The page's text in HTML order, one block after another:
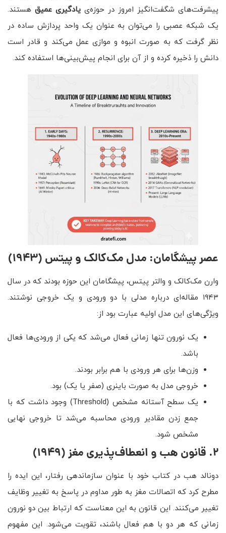
پیشرفت‌های شگفت‌انگیز امروز در حوزه‌ی یادگیری عمیق هستند.
یک شبکه عصبی را می‌توان به عنوان یک واحد پردازش ساده در
نظر گرفت که به صورت انبوه و موازی عمل می‌کند و قادر است
دانش را ذخیره کرده و از آن برای انجام پیش‌بینی‌ها استفاده کند.
عصر پیشگامان: مدل مک‌کالک و پیتس (۱۹۴۳)
وارن مک‌کالک و والتر پیتس، پیشگامان این حوزه بودند که در سال
۱۹۴۳ مقاله‌ای درباره مدلی با دو ورودی و یک خروجی نوشتند.
ویژگی‌های این مدل اولیه عبارت بود از:
یک نورون تنها زمانی فعال می‌شد که یکی از ورودی‌ها فعال
باشد.
وزن‌ها برای هر ورودی با هم برابر بودند.
خروجی مدل به صورت باینری (صفر یا یک) بود.
یک سطح آستانه مشخص (Threshold) وجود داشت که با
جمع زدن مقادیر ورودی محاسبه می‌شد تا خروجی نهایی
مشخص شود.
۲. قانون هب و انعطاف‌پذیری مغز(۱۹۴۹)
دونالد هب در کتاب خود با عنوان سازماندهی رفتار، این ایده را
مطرح کرد که اتصالات مغز به طور مداوم در پاسخ به تغییر وظایف
تغییر می‌کنند. این قانون به این معناست که ارتباط بین دو نورون
زمانی که هر دو با هم فعال باشند، تقویت می‌شود. این مفهوم